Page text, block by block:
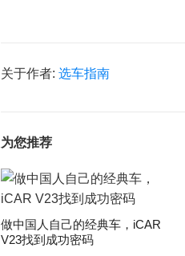
关于作者: 选车指南
为您推荐
做中国人自己的经典车，iCAR
V23找到成功密码